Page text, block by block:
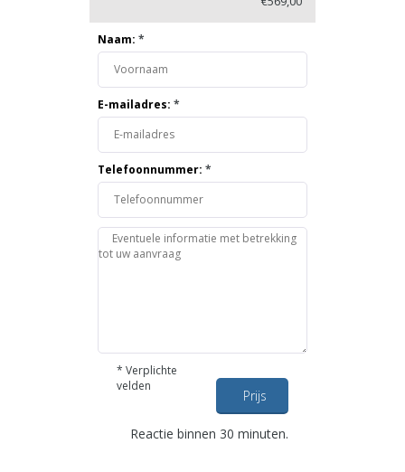
Naam: *
E-mailadres: *
Telefoonnummer: *
* Verplichte
velden
Prijs
opvragen
Reactie binnen 30 minuten.